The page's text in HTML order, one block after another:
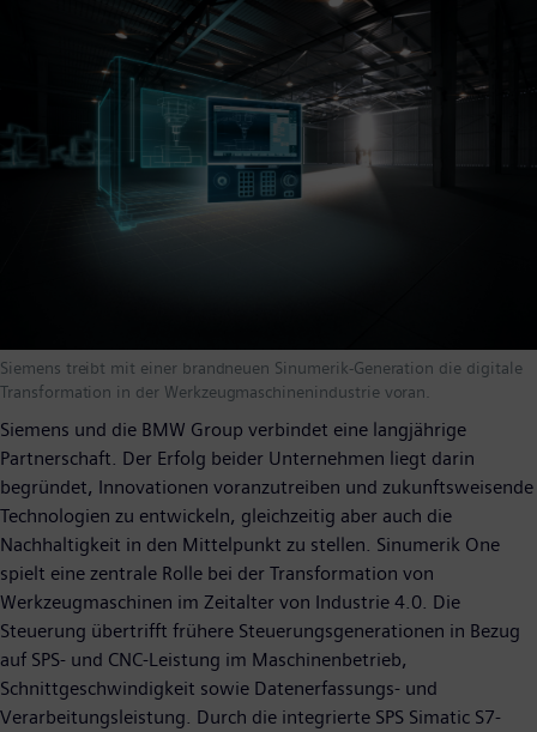
Siemens treibt mit einer brandneuen Sinumerik-Generation die digitale
Transformation in der Werkzeugmaschinenindustrie voran.
Siemens und die BMW Group verbindet eine langjährige
Partnerschaft. Der Erfolg beider Unternehmen liegt darin
begründet, Innovationen voranzutreiben und zukunftsweisende
Technologien zu entwickeln, gleichzeitig aber auch die
Nachhaltigkeit in den Mittelpunkt zu stellen. Sinumerik One
spielt eine zentrale Rolle bei der Transformation von
Werkzeugmaschinen im Zeitalter von Industrie 4.0. Die
Steuerung übertrifft frühere Steuerungsgenerationen in Bezug
auf SPS- und CNC-Leistung im Maschinenbetrieb,
Schnittgeschwindigkeit sowie Datenerfassungs- und
Verarbeitungsleistung. Durch die integrierte SPS Simatic S7-